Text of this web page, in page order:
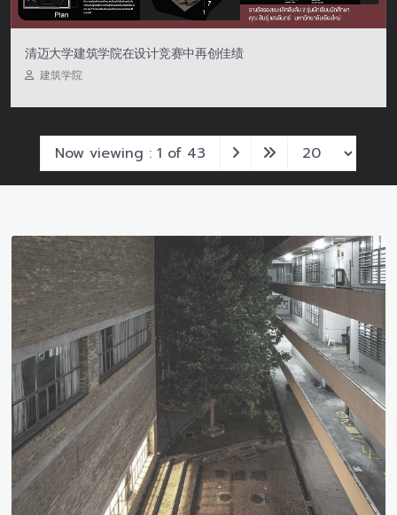
清迈大学建筑学院在设计竞赛中再创佳绩
建筑学院
Now viewing : 1 of 43